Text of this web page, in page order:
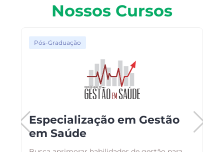
Nossos Cursos
Pós-Graduação
Especialização em Gestão
em Saúde